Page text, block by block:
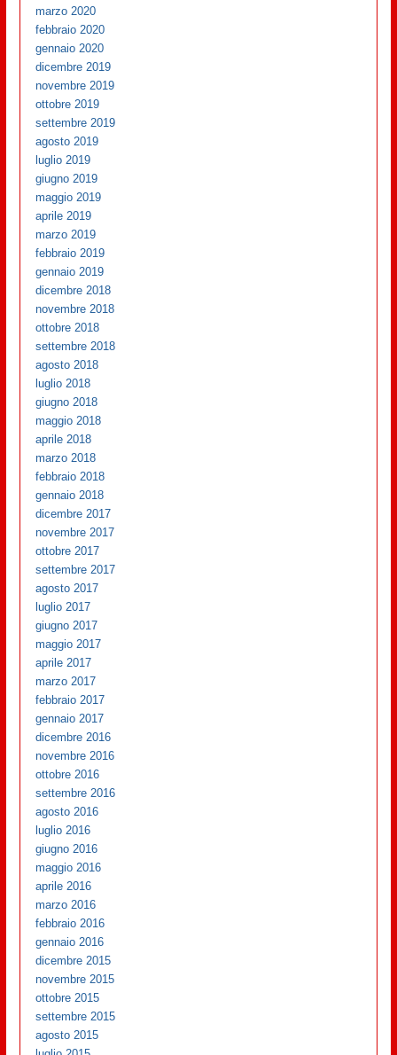
marzo 2020
febbraio 2020
gennaio 2020
dicembre 2019
novembre 2019
ottobre 2019
settembre 2019
agosto 2019
luglio 2019
giugno 2019
maggio 2019
aprile 2019
marzo 2019
febbraio 2019
gennaio 2019
dicembre 2018
novembre 2018
ottobre 2018
settembre 2018
agosto 2018
luglio 2018
giugno 2018
maggio 2018
aprile 2018
marzo 2018
febbraio 2018
gennaio 2018
dicembre 2017
novembre 2017
ottobre 2017
settembre 2017
agosto 2017
luglio 2017
giugno 2017
maggio 2017
aprile 2017
marzo 2017
febbraio 2017
gennaio 2017
dicembre 2016
novembre 2016
ottobre 2016
settembre 2016
agosto 2016
luglio 2016
giugno 2016
maggio 2016
aprile 2016
marzo 2016
febbraio 2016
gennaio 2016
dicembre 2015
novembre 2015
ottobre 2015
settembre 2015
agosto 2015